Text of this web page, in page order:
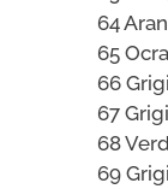
64
65
66
67
68
69